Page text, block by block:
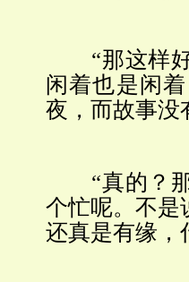
“那这样好
闲着也是闲
夜，而故事没
“真的？那
个忙呢。不是
还真是有缘，